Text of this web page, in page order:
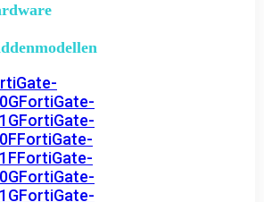
FortiGate-
FortiGate-
FortiGate-
FortiGate-
FortiGate-
FortiGate-